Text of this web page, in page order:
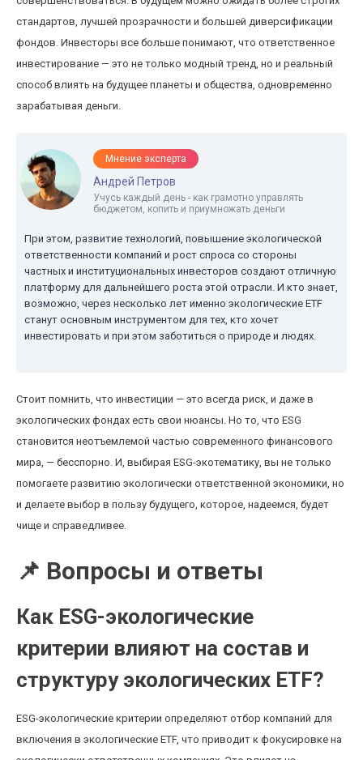
стандартов, лучшей прозрачности и большей диверсификации
фондов. Инвесторы все больше понимают, что ответственное
инвестирование — это не только модный тренд, но и реальный
способ влиять на будущее планеты и общества, одновременно
зарабатывая деньги.
Мнение эксперта
Андрей Петров
Учусь каждый день - как грамотно управлять
бюджетом, копить и приумножать деньги
При этом, развитие технологий, повышение экологической
ответственности компаний и рост спроса со стороны
частных и институциональных инвесторов создают отличную
платформу для дальнейшего роста этой отрасли. И кто знает,
возможно, через несколько лет именно экологические ETF
станут основным инструментом для тех, кто хочет
инвестировать и при этом заботиться о природе и людях.
Стоит помнить, что инвестиции — это всегда риск, и даже в
экологических фондах есть свои нюансы. Но то, что ESG
становится неотъемлемой частью современного финансового
мира, — бесспорно. И, выбирая ESG-экотематику, вы не только
помогаете развитию экологически ответственной экономики, но
и делаете выбор в пользу будущего, которое, надеемся, будет
чище и справедливее.
📌 Вопросы и ответы
Как ESG-экологические
критерии влияют на состав и
структуру экологических ETF?
ESG-экологические критерии определяют отбор компаний для
включения в экологические ETF, что приводит к фокусировке на